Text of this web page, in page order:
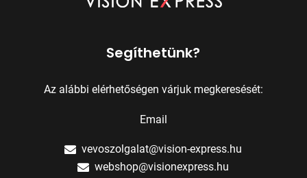
Segíthetünk?
Az alábbi elérhetőségen várjuk megkeresését:
Email
vevoszolgalat@vision-express.hu
webshop@visionexpress.hu